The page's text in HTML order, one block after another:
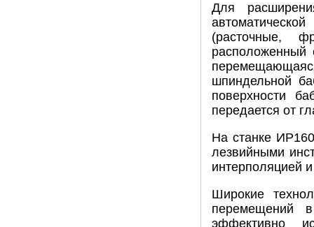
Для
(расточные,
расположенный
шпиндельной
поверхности
передается от
На станке
лезвийными
интерполяцией
Широкие
перемещений
эффективно